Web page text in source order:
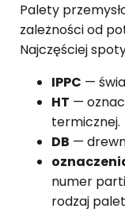
Palety
zależności od
Najczęściej
IPPC —
HT —
termicznej.
DB —
numer
rodzaj